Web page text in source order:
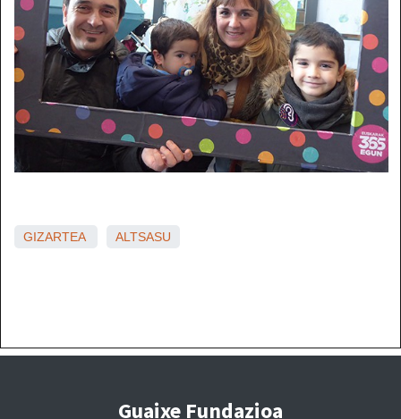
GIZARTEA ALTSASU
Guaixe Fundazioa